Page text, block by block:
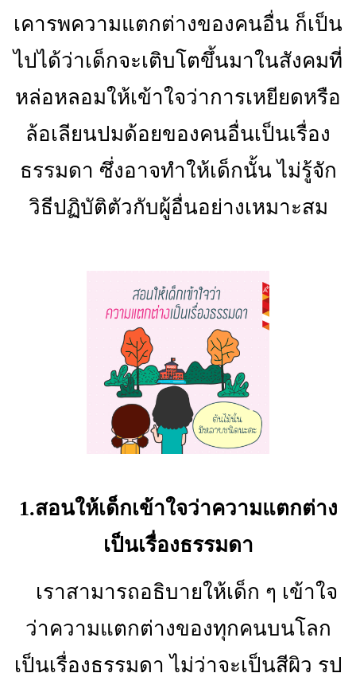
เคารพความแตกต่างของคนอื่น ก็เป็น
ไปได้ว่าเด็กจะเติบโตขึ้นมาในสังคมที่
หล่อหลอมให้เข้าใจว่าการเหยียดหรือ
ล้อเลียนปมด้อยของคนอื่นเป็นเรื่อง
ธรรมดา ซึ่งอาจทำให้เด็กนั้น ไม่รู้จัก
วิธีปฏิบัติตัวกับผู้อื่นอย่างเหมาะสม
1.สอนให้เด็กเข้าใจว่าความแตกต่าง
เป็นเรื่องธรรมดา
เราสามารถอธิบายให้เด็ก ๆ เข้าใจ
ว่าความแตกต่างของทุกคนบนโลก
เป็นเรื่องธรรมดา ไม่ว่าจะเป็นสีผิว รูป